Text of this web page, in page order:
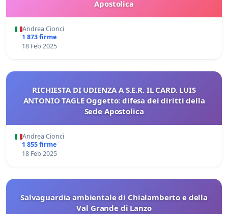
Apostolica
Andrea Cionci
1 873 firme
18 Feb 2025
RICHIESTA DI UDIENZA A S.E.R. IL CARD. LUIS
ANTONIO TAGLE Oggetto: difesa dei diritti della
Sede Apostolica
Andrea Cionci
1 855 firme
18 Feb 2025
Salvaguardia ambientale di Chialamberto e della
Val Grande di Lanzo